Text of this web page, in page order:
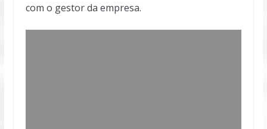
com o gestor da empresa.